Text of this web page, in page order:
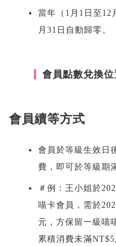
當年（1月1日至12
月31日自動歸零。
會員點數兌換
會員續等方式
會員於等級生效日
費，即可於等級期
＃例：王小姐於
喵卡會員，需於
元，方保留一級喵
累積消費未滿